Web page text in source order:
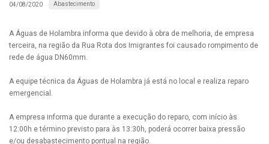
04/08/2020 Abastecimento
A Águas de Holambra informa que devido à obra de melhoria, de empresa
terceira, na região da Rua Rota dos Imigrantes foi causado rompimento de
rede de água DN60mm.
A equipe técnica da Águas de Holambra já está no local e realiza reparo
emergencial.
A empresa informa que durante a execução do reparo, com início às
12:00h e término previsto para às 13:30h, poderá ocorrer baixa pressão
e/ou desabastecimento pontual na região.